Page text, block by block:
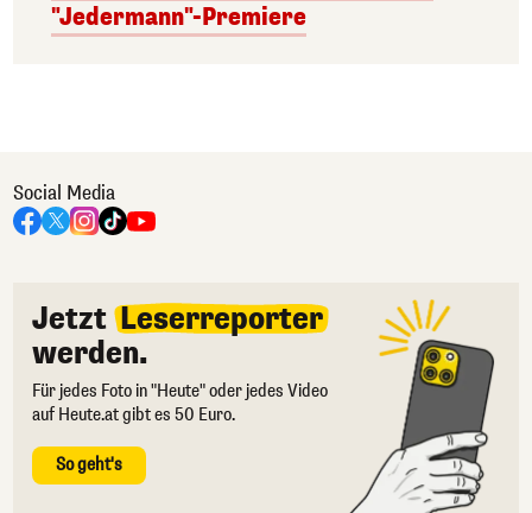
"Jedermann"-Premiere
Social Media
Jetzt Leserreporter
werden.
Für jedes Foto in "Heute" oder jedes Video
auf Heute.at gibt es 50 Euro.
So geht's